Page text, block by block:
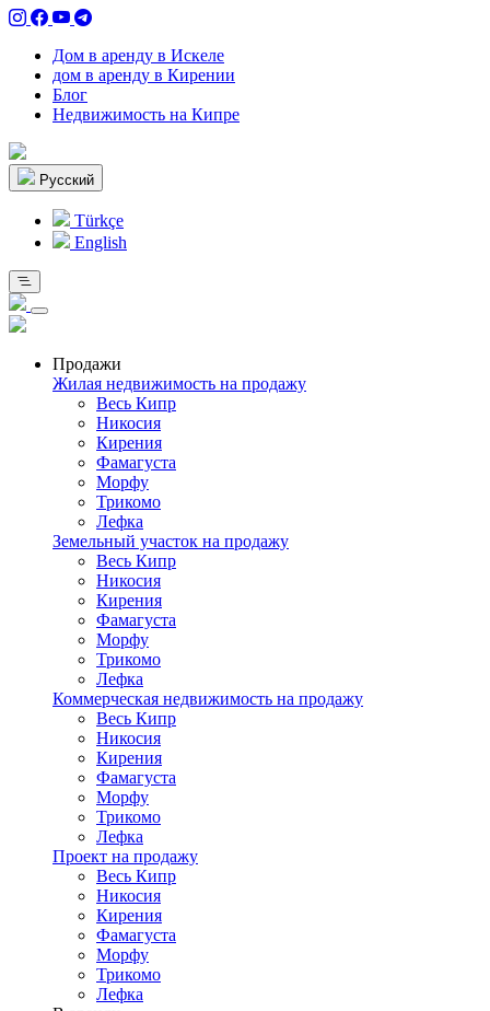
Дом в аренду в Искеле
дом в аренду в Кирении
Блог
Недвижимость на Кипре
Pусский
Türkçe
English
Продажи
Жилая недвижимость на продажу
Весь Кипр
Никосия
Кирения
Фамагуста
Морфу
Трикомо
Лефка
Земельный участок на продажу
Весь Кипр
Никосия
Кирения
Фамагуста
Морфу
Трикомо
Лефка
Коммерческая недвижимость на продажу
Весь Кипр
Никосия
Кирения
Фамагуста
Морфу
Трикомо
Лефка
Проект на продажу
Весь Кипр
Никосия
Кирения
Фамагуста
Морфу
Трикомо
Лефка